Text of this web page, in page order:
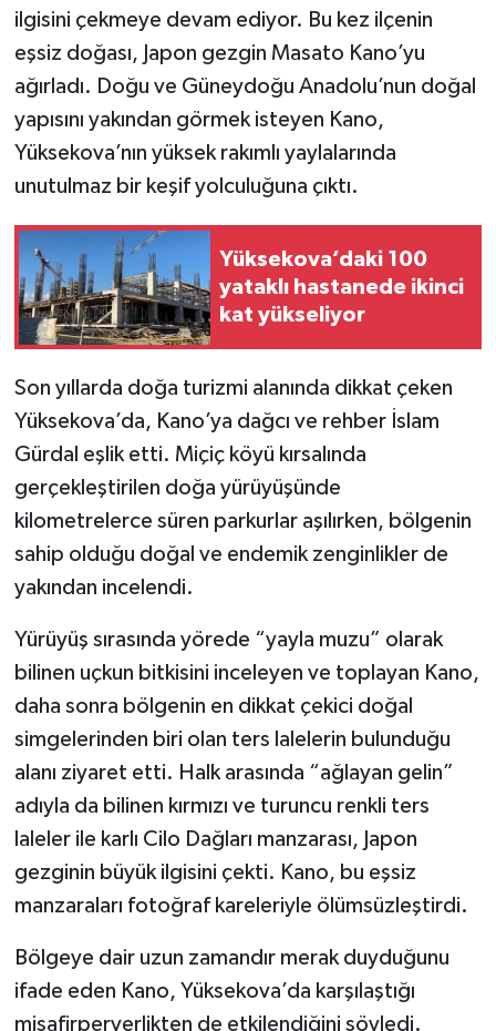
ilgisini çekmeye devam ediyor. Bu kez ilçenin
eşsiz doğası, Japon gezgin Masato Kano’yu
ağırladı. Doğu ve Güneydoğu Anadolu’nun doğal
yapısını yakından görmek isteyen Kano,
Yüksekova’nın yüksek rakımlı yaylalarında
unutulmaz bir keşif yolculuğuna çıktı.
Yüksekova’daki 100
yataklı hastanede ikinci
kat yükseliyor
Son yıllarda doğa turizmi alanında dikkat çeken
Yüksekova’da, Kano’ya dağcı ve rehber İslam
Gürdal eşlik etti. Miçiç köyü kırsalında
gerçekleştirilen doğa yürüyüşünde
kilometrelerce süren parkurlar aşılırken, bölgenin
sahip olduğu doğal ve endemik zenginlikler de
yakından incelendi.
Yürüyüş sırasında yörede “yayla muzu” olarak
bilinen uçkun bitkisini inceleyen ve toplayan Kano,
daha sonra bölgenin en dikkat çekici doğal
simgelerinden biri olan ters lalelerin bulunduğu
alanı ziyaret etti. Halk arasında “ağlayan gelin”
adıyla da bilinen kırmızı ve turuncu renkli ters
laleler ile karlı Cilo Dağları manzarası, Japon
gezginin büyük ilgisini çekti. Kano, bu eşsiz
manzaraları fotoğraf kareleriyle ölümsüzleştirdi.
Bölgeye dair uzun zamandır merak duyduğunu
ifade eden Kano, Yüksekova’da karşılaştığı
misafirperverlikten de etkilendiğini söyledi.
SAĞLIK
SİYASET
SPOR
TEKNOLOJİ
YAŞAM